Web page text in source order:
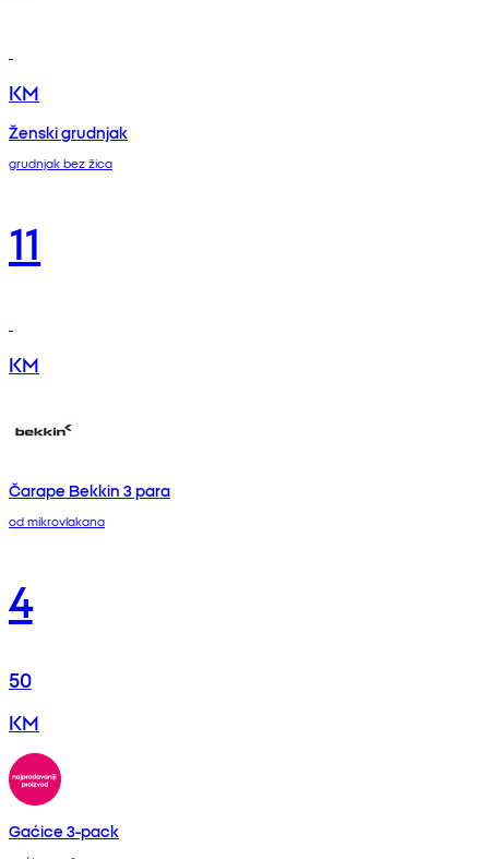
KM
Ženski grudnjak
grudnjak bez žica
11
KM
Čarape Bekkin 3 para
od mikrovlakana
4
50
KM
Gaćice 3-pack